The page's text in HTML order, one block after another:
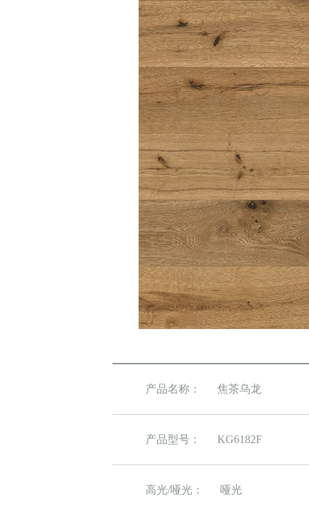
产品名称： 焦茶乌龙
产品型号： KG6182F
高光/哑光： 哑光